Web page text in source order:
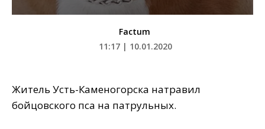
Factum
11:17 | 10.01.2020
Житель Усть-Каменогорска натравил
бойцовского пса на патрульных.